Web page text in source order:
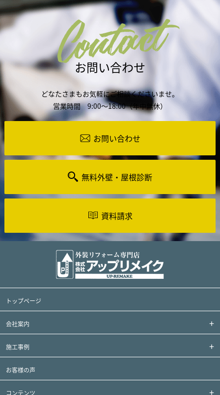
Contact
お問い合わせ
どなたさまもお気軽にご相談くださいませ。
営業時間 9:00～18:00（年中無休）
お問い合わせ
無料外壁・屋根診断
資料請求
トップページ
会社案内
施工事例
お客様の声
コンテンツ